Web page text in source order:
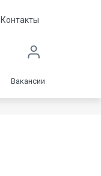
Контакты
Вакансии